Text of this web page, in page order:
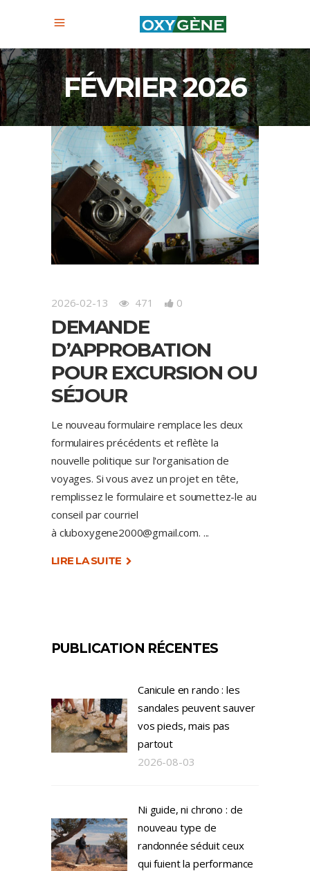
FÉVRIER 2026
2026-02-13 471 0
DEMANDE
D’APPROBATION
POUR EXCURSION OU
SÉJOUR
Le nouveau formulaire remplace les deux
formulaires précédents et reflète la
nouvelle politique sur l'organisation de
voyages. Si vous avez un projet en tête,
remplissez le formulaire et soumettez-le au
conseil par courriel
à cluboxygene2000@gmail.com.
LIRE LA SUITE
PUBLICATION RÉCENTES
Canicule en rando : les
sandales peuvent sauver
vos pieds, mais pas
partout
2026-08-03
Ni guide, ni chrono : de
nouveau type de
randonnée séduit ceux
qui fuient la performance